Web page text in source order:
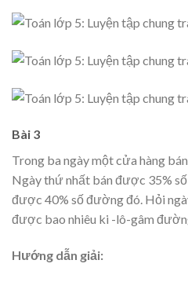
Bài 3
Trong ba ngày một cửa hàng
Ngày thứ nhất bán được 35%
được 40% số đường đó. Hỏi
được bao nhiêu ki -lô-gâm
Hướng dẫn giải: